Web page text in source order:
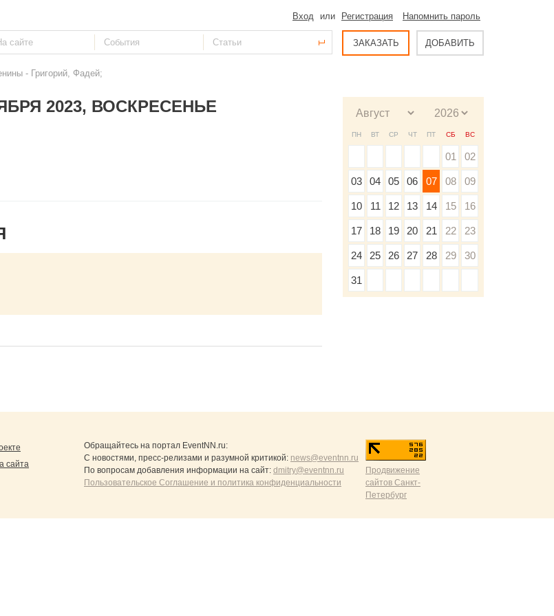
Вход или Регистрация Напомнить пароль
ЗАКАЗАТЬ ДОБАВИТЬ
- Григорий, Фадей;
2023, ВОСКРЕСЕНЬЕ
ПН ВТ СР ЧТ ПТ СБ ВС
01 02
03 04 05 06 07 08 09
10 11 12 13 14 15 16
17 18 19 20 21 22 23
24 25 26 27 28 29 30
31
сайта
Обращайтесь на портал EventNN.ru:
С новостями, пресс-релизами и разумной критикой: news@eventnn.ru
По вопросам добавления информации на сайт: dmitry@eventnn.ru
Пользовательское Соглашение и политика конфиденциальности
Продвижение
сайтов Санкт-
Петербург